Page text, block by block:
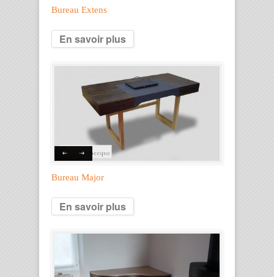
Bureau Extens
En savoir plus
Bureau Major
En savoir plus